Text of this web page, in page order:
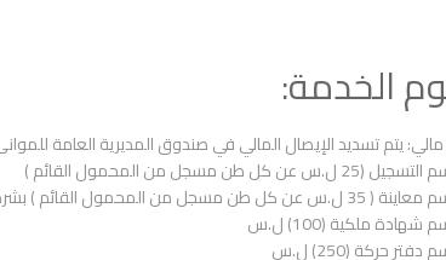
الخدمة:
يتم تسديد الإيصال المالي في صندوق المديرية العامة
ل.س عن كل طن مسجل من المحمول القائم )
مسجل من المحمول القائم ) بشرط ألا يقل هذا الرسم عم (1000) ل.س
ملكية (100) ل.س
حركة (250) ل.س